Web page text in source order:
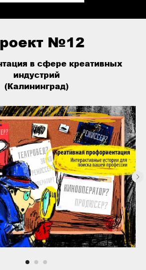
№12
в сфере креативных
индустрий
(Калининград)